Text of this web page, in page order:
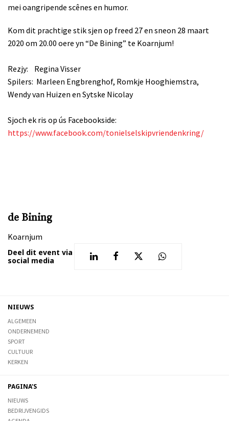
mei oangripende scênes en humor.
Kom dit prachtige stik sjen op freed 27 en sneon 28 maart
2020 om 20.00 oere yn “De Bining” te Koarnjum!
Rezjy: Regina Visser
Spilers: Marleen Engbrenghof, Romkje Hooghiemstra,
Wendy van Huizen en Sytske Nicolay
Sjoch ek ris op ús Facebookside:
https://www.facebook.com/tonielselskipvriendenkring/
de Bining
Koarnjum
Deel dit event via
social media
NIEUWS
ALGEMEEN
ONDERNEMEND
SPORT
CULTUUR
KERKEN
PAGINA'S
NIEUWS
BEDRIJVENGIDS